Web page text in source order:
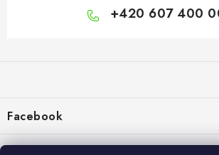
+420 607 400
a
í
Facebook